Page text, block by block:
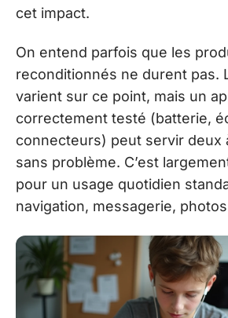
cet impact.
On entend parfois que les
reconditionnés ne durent pas.
varient sur ce point, mais un
correctement testé (batterie,
connecteurs) peut servir deux
sans problème. C’est
pour un usage quotidien
navigation, messagerie,